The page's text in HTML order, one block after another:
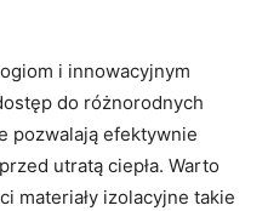
i innowacyjnym
do różnorodnych
pozwalają efektywnie
utratą‍ ciepła. Warto
materiały izolacyjne ⁢takie